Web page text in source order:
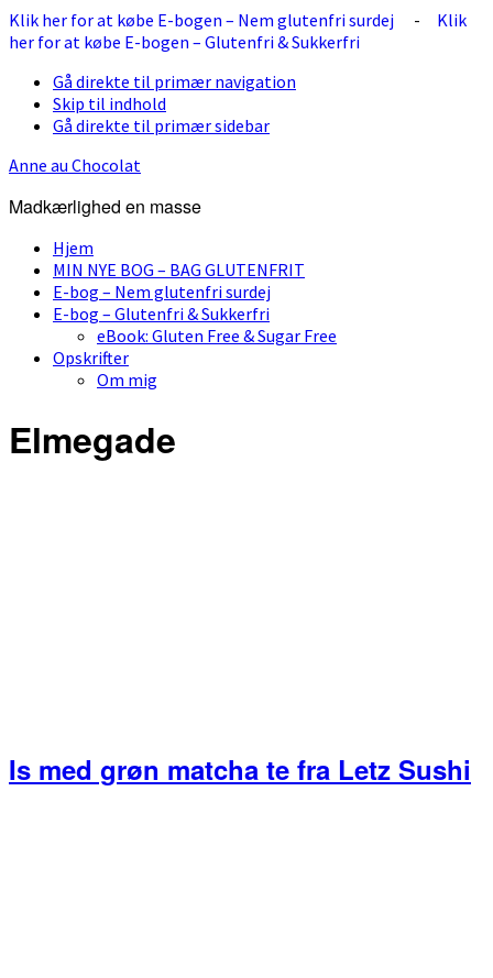
Klik her for at købe E-bogen – Nem glutenfri surdej - Klik
her for at købe E-bogen – Glutenfri & Sukkerfri
Gå direkte til primær navigation
Skip til indhold
Gå direkte til primær sidebar
Anne au Chocolat
Madkærlighed en masse
Hjem
MIN NYE BOG – BAG GLUTENFRIT
E-bog – Nem glutenfri surdej
E-bog – Glutenfri & Sukkerfri
eBook: Gluten Free & Sugar Free
Opskrifter
Om mig
Elmegade
Is med grøn matcha te fra Letz Sushi